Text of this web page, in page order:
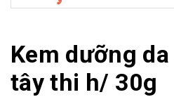
Kem dưỡng
tây thi h/ 30g